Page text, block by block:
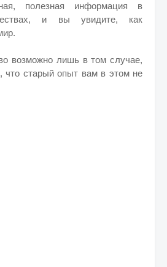
полезная информация в
и вы увидите, как
возможно лишь в том случае,
что старый опыт вам в этом не